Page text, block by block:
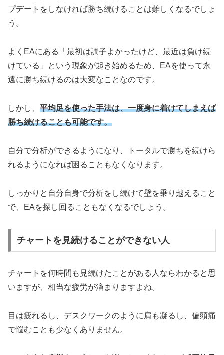
プデートをしなければ勝ち続けることは難しくなるでしょ
う。
よくEAにある「最初は調子よかったけど、最近は負け続
けている」という現象が起き始めるため、EAを使って永
遠に勝ち続けるのは大変なことなのです。
しかし、 平均足を使った手法は、一度身に着けてしまえば
勝ち続けることも可能です。
自分で分析ができるようになり、トータルで勝ちを続けら
れるようになれば困ることもなくなります。
しっかりと自分自身で分析をし続けて壁を乗り越えること
で、EAを探し回ることもなくなるでしょう。
チャートを見続けることができない人
チャートを何時間も見続けたことがある人ならわかると思
いますが、相当な疲労が溜まりますよね。
目は疲れるし、デスクワークのように肩も凝るし、偏頭痛
で悩むことも少なくありません。